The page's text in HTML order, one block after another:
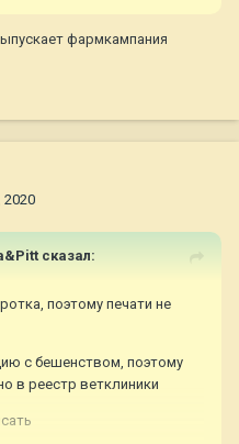
фармкампания
2020
сказал:
поэтому печати не
с бешенством, поэтому
в реестр ветклиники